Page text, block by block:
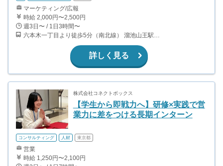
マーケティング/広報
時給 2,000円〜2,500円
週3日〜 / 1日3時間〜
六本木一丁目より徒歩5分（南北線） 溜池山王駅より徒歩10分（銀座線） 六本木駅より徒歩12分（日比谷線）
詳しく見る
株式会社コネクトボックス
【学生から即戦力へ】研修×実践で営
業力に差をつける長期インターン
コンサルティング 人材 東京都
営業
時給 1,250円〜2,100円